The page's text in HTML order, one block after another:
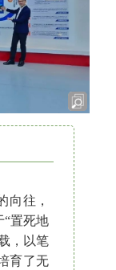
向往，
“置死地
，以笔
育了无